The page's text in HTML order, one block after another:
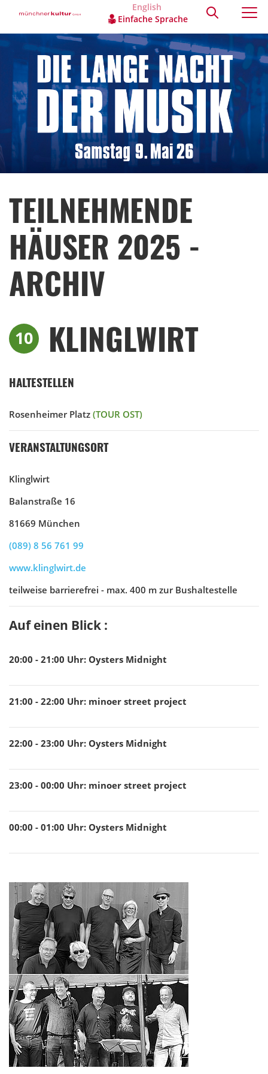
English
Einfache Sprache
TEILNEHMENDE
HÄUSER 2025 -
ARCHIV
10 KLINGLWIRT
HALTESTELLEN
Rosenheimer Platz (TOUR OST)
VERANSTALTUNGSORT
Klinglwirt
Balanstraße 16
81669 München
(089) 8 56 761 99
www.klinglwirt.de
teilweise barrierefrei - max. 400 m zur Bushaltestelle
Auf einen Blick :
20:00 - 21:00 Uhr: Oysters Midnight
21:00 - 22:00 Uhr: minoer street project
22:00 - 23:00 Uhr: Oysters Midnight
23:00 - 00:00 Uhr: minoer street project
00:00 - 01:00 Uhr: Oysters Midnight